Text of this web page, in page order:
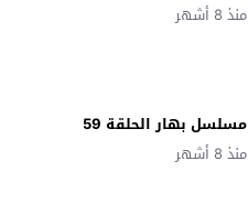
منذ 8 أشهر
مسلسل بهار الحلقة 59
منذ 8 أشهر